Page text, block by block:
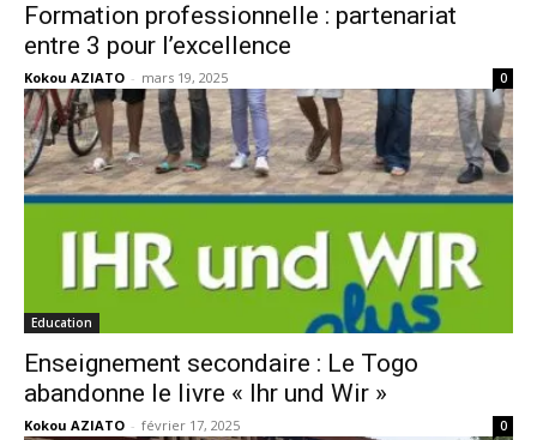
Formation professionnelle : partenariat
entre 3 pour l’excellence
Kokou AZIATO - mars 19, 2025 0
Education
Enseignement secondaire : Le Togo
abandonne le livre « Ihr und Wir »
Kokou AZIATO - février 17, 2025 0